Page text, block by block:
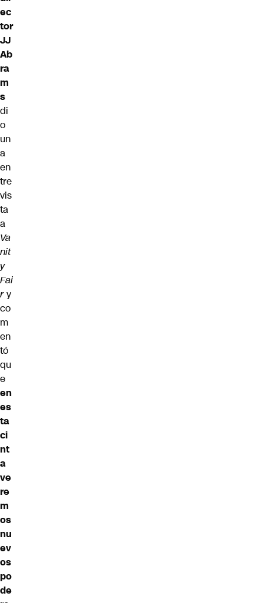
ec
tor
JJ
Ab
ra
m
s
di
o
un
a
en
tre
vis
ta
a
Va
nit
y
Fai
ry
co
m
en
tó
qu
e
en
es
ta
ci
nt
a
ve
re
m
os
nu
ev
os
po
de